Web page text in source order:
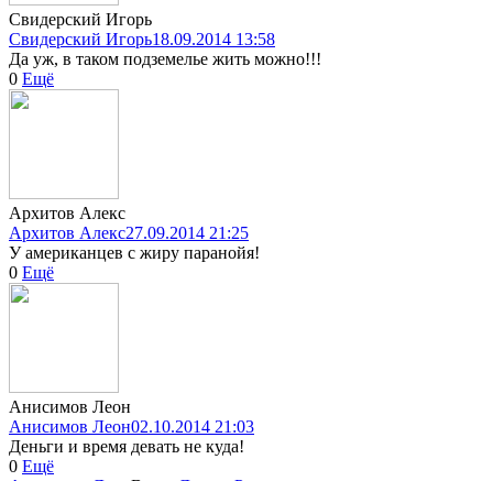
Свидерский Игорь
Свидерский Игорь18.09.2014 13:58
Да уж, в таком подземелье жить можно!!!
0 Ещё
Архитов Алекс
Архитов Алекс27.09.2014 21:25
У американцев с жиру паранойя!
0 Ещё
Анисимов Леон
Анисимов Леон02.10.2014 21:03
Деньги и время девать не куда!
0 Ещё